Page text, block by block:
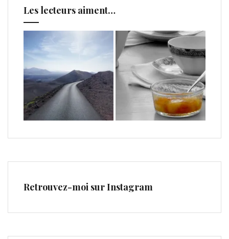
Les lecteurs aiment…
Retrouvez-moi sur Instagram